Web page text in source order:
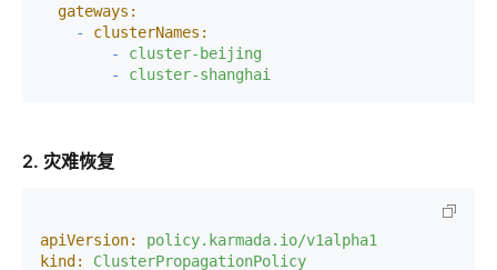
gateways:
-
clusterNames:
-
cluster-beijing
-
cluster-shanghai
2. 灾难恢复
apiVersion:
policy.karmada.io/v1alpha1
kind:
ClusterPropagationPolicy